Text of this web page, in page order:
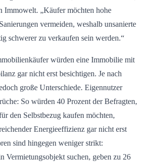
Immowelt. „Käufer möchten hohe
vermeiden, weshalb unsanierte
schwerer zu verkaufen sein werden.“
würden eine Immobilie mit
gar nicht erst besichtigen. Je nach
große Unterschiede. Eigennutzer
So würden 40 Prozent der Befragten,
den Selbstbezug kaufen möchten,
Energieeffizienz gar nicht erst
sind hingegen weniger strikt:
Vermietungsobjekt suchen, geben zu 26